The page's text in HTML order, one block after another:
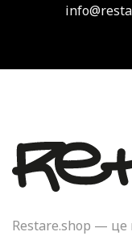
Restare.shop —